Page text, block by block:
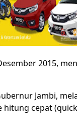
2015,
Jambi,
cepat